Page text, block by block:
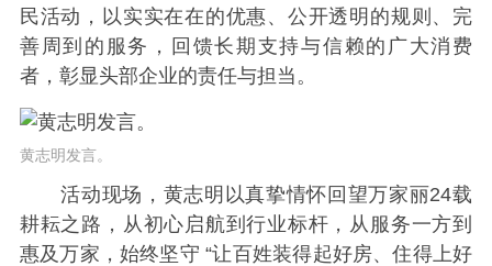
民活动，以实实在在的优惠、公开透明的规则、完
善周到的服务，回馈长期支持与信赖的广大消费
者，彰显头部企业的责任与担当。
黄志明发言。
活动现场，黄志明以真挚情怀回望万家丽24载
耕耘之路，从初心启航到行业标杆，从服务一方到
惠及万家，始终坚守 “让百姓装得起好房、住得上好